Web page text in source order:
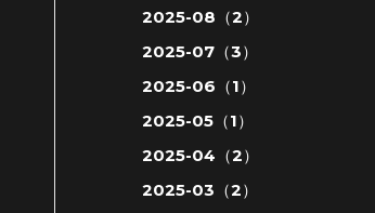
2025-08（2）
2025-07（3）
2025-06（1）
2025-05（1）
2025-04（2）
2025-03（2）